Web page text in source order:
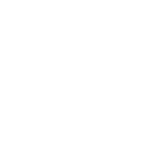
谬的处境时，他们的孤立慢慢
这个行业里则更加艰难，这就是
人为了一场仅有一次的演出再度合